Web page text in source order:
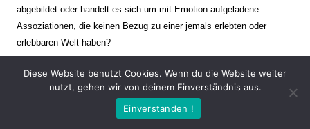
abgebildet oder handelt es sich um mit Emotion aufgeladene
Assoziationen, die keinen Bezug zu einer jemals erlebten oder
erlebbaren Welt haben?
Verharren und Dynamik stehen sich dabei gegenüber. Zeit steht still
oder verrinnt im Nu. Es soll dabei eine Spannung, auch farblich, bis
zur Schmerzgrenze erzeugt werden. Die Arbeiten stellen ambivalente
Diese Website benutzt Cookies. Wenn du die Website weiter
nutzt, gehen wir von deinem Einverständnis aus.
Einverstanden !